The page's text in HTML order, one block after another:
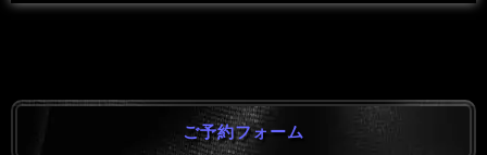
ご予約フォーム